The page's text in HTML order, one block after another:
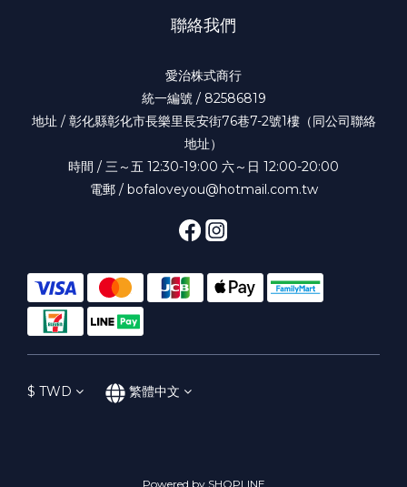
聯絡我們
愛治株式商行
統一編號 / 82586819
地址 / 彰化縣彰化市長樂里長安街76巷7-2號1樓（同公司聯絡
地址）
時間 / 三～五 12:30-19:00 六～日 12:00-20:00
電郵 / bofaloveyou@hotmail.com.tw
$ TWD 繁體中文
Powered by SHOPLINE